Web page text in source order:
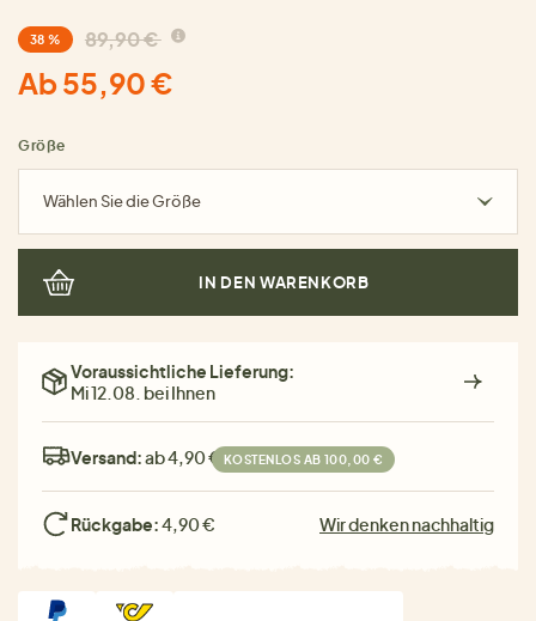
38 % 89,90 €
Ab 55,90 €
Größe
Wählen Sie die Größe
IN DEN WARENKORB
Voraussichtliche Lieferung:
Mi 12.08. bei Ihnen
Versand:ab 4,90 € KOSTENLOS AB 100,00 €
Rückgabe:4,90 € Wir denken nachhaltig